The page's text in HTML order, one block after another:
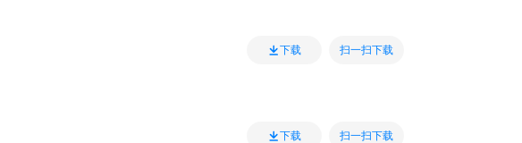
下载 扫一扫下载
下载 扫一扫下载